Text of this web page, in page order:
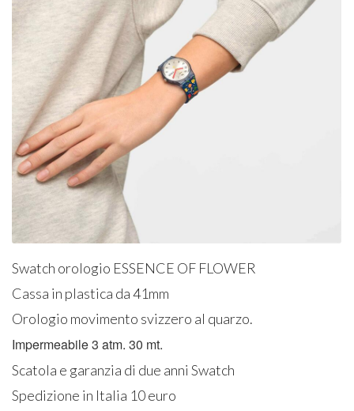
Swatch orologio ESSENCE OF FLOWER
Cassa in plastica da 41mm
Orologio movimento svizzero al quarzo.
Impermeabile 3 atm. 30 mt.
Scatola e garanzia di due anni Swatch
Spedizione in Italia 10 euro